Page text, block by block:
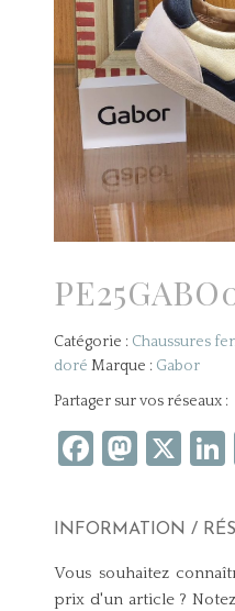
Catégorie : Chaussures
doré Marque : Gabor
Partager sur vos réseaux :
X
INFORMATION /
Vous souhaitez
prix d'un article ?